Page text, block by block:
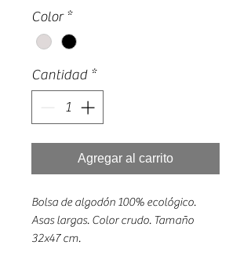
Color *
Cantidad *
Agregar al carrito
Bolsa de algodón 100% ecológico.
Asas largas. Color crudo. Tamaño
32x47 cm.